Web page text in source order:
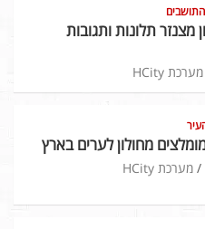
מצנזר תלונות ותגובות
מערכת HCity
מחולון לערים בארץ
מערכת HCity